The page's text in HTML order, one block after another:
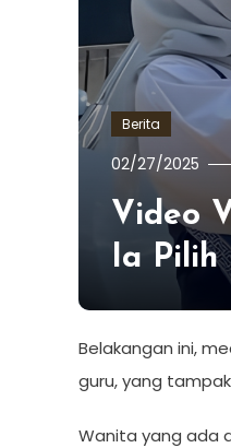
Berita
02/27/2025
Video
Ia Pilih
Belakangan ini,
guru, yang
Wanita yang ada